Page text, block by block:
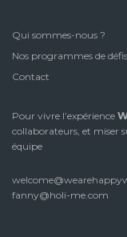
Qui sommes-nous ?
Nos programmes de défis
Contact
Pour vivre l’expérience
collaborateurs, et miser
équipe
fanny@holi-me.com